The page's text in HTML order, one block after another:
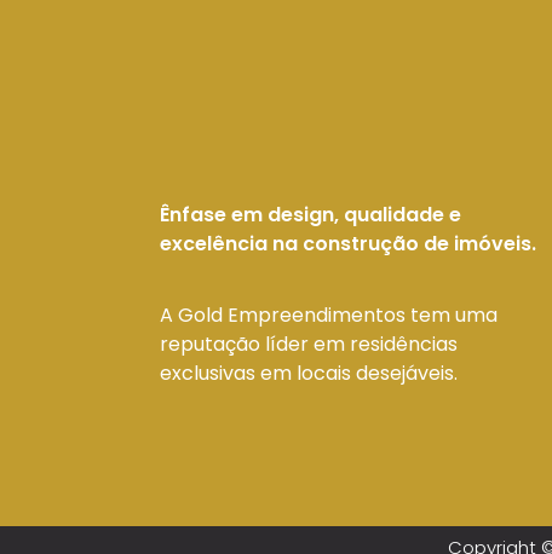
Ênfase em design, qualidade e
excelência na construção de imóveis.
A Gold Empreendimentos tem uma
reputação líder em residências
exclusivas em locais desejáveis.
Copyright